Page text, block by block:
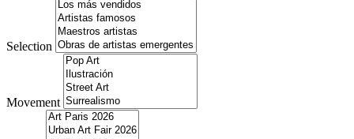
Selection
Movement